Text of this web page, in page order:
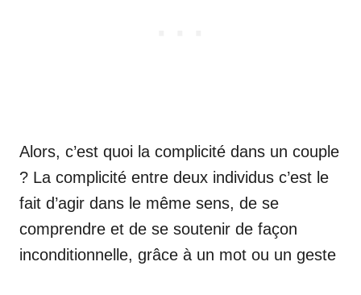
Alors, c’est quoi la complicité dans un couple
? La complicité entre deux individus c’est le
fait d’agir dans le même sens, de se
comprendre et de se soutenir de façon
inconditionnelle, grâce à un mot ou un geste